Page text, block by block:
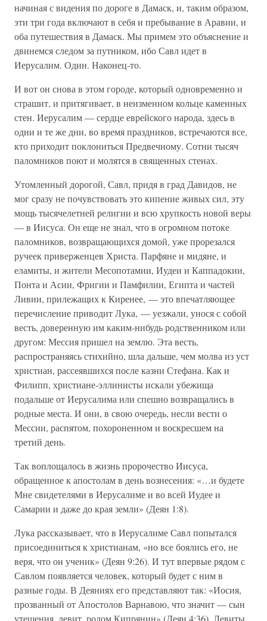
начиная с видения по дороге в Дамаск, и, таким образом,
эти три года включают в себя и пребывание в Аравии, и
оба путешествия в Дамаск. Мы примем это объяснение и
двинемся следом за путником, ибо Савл идет в
Иерусалим. Один. Наконец-то.
И вот он снова в этом городе, который одновременно и
страшит, и притягивает, в неизменном кольце каменных
стен. Иерусалим — сердце еврейского народа, здесь в
одни и те же дни, во время праздников, встречаются все,
кто приходит поклониться Предвечному. Сотни тысяч
паломников поют и молятся в священных стенах.
Утомленный дорогой, Савл, придя в град Давидов, не
мог сразу не почувствовать это кипение живых сил, эту
мощь тысячелетней религии и всю хрупкость новой веры
— в Иисуса. Он еще не знал, что в огромном потоке
паломников, возвращающихся домой, уже прорезался
ручеек приверженцев Христа. Парфяне и мидяне, и
еламиты, и жители Месопотамии, Иудеи и Каппадокии,
Понта и Асии, Фригии и Памфилии, Египта и частей
Ливии, прилежащих к Киренее, — это впечатляющее
перечисление приводит Лука, — уезжали, унося с собой
весть, доверенную им каким-нибудь родственником или
другом: Мессия пришел на землю. Эта весть,
распространяясь стихийно, шла дальше, чем молва из уст
христиан, рассеявшихся после казни Стефана. Как и
Филипп, христиане-эллинисты искали убежища
подальше от Иерусалима или спешно возвращались в
родные места. И они, в свою очередь, несли вести о
Мессии, распятом, похороненном и воскресшем на
третий день.
Так воплощалось в жизнь пророчество Иисуса,
обращенное к апостолам в день вознесения: «…и будете
Мне свидетелями в Иерусалиме и во всей Иудее и
Самарии и даже до края земли» (Деян 1:8).
Лука рассказывает, что в Иерусалиме Савл попытался
присоединиться к христианам, «но все боялись его, не
веря, что он ученик» (Деян 9:26). И тут впервые рядом с
Савлом появляется человек, который будет с ним в
разные годы. В Деяниях его представляют так: «Иосия,
прозванный от Апостолов Варнавою, что значит — сын
утешения, левит, родом Кипрянин» (Деян 4:36). Левиты